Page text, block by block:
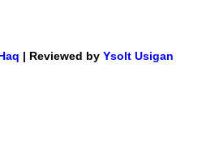
| Reviewed by Ysolt Usigan